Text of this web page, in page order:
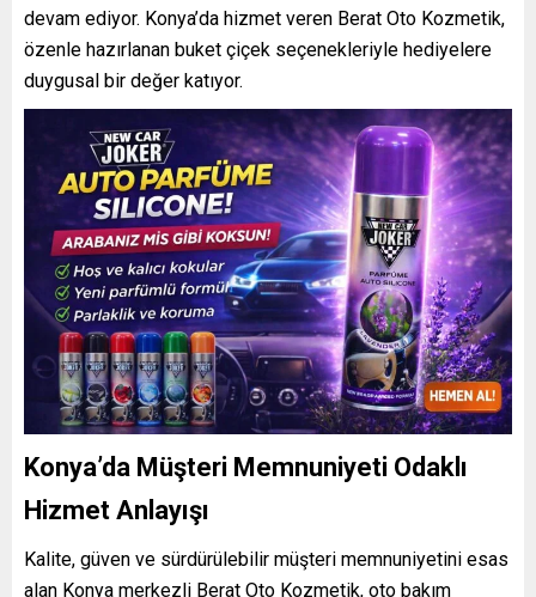
devam ediyor. Konya’da hizmet veren Berat Oto Kozmetik,
özenle hazırlanan buket çiçek seçenekleriyle hediyelere
duygusal bir değer katıyor.
Konya’da Müşteri Memnuniyeti Odaklı
Hizmet Anlayışı
Kalite, güven ve sürdürülebilir müşteri memnuniyetini esas
alan Konya merkezli Berat Oto Kozmetik, oto bakım